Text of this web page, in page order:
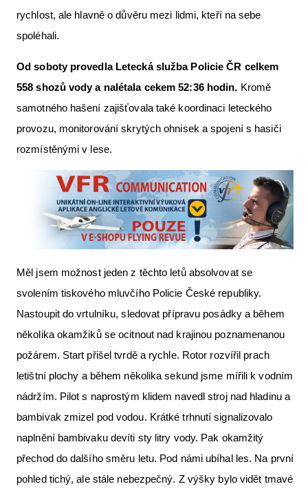
rychlost, ale hlavně o důvěru mezi lidmi, kteří na sebe
spoléhali.
Od soboty provedla Letecká služba Policie ČR celkem
558 shozů vody a nalétala cekem 52:36 hodin. Kromě
samotného hašení zajišťovala také koordinaci leteckého
provozu, monitorování skrytých ohnisek a spojení s hasiči
rozmístěnými v lese.
Měl jsem možnost jeden z těchto letů absolvovat se
svolením tiskového mluvčího Policie České republiky.
Nastoupit do vrtulníku, sledovat přípravu posádky a během
několika okamžiků se ocitnout nad krajinou poznamenanou
požárem. Start přišel tvrdě a rychle. Rotor rozvířil prach
letištní plochy a během několika sekund jsme mířili k vodním
nádržím. Pilot s naprostým klidem navedl stroj nad hladinu a
bambivak zmizel pod vodou. Krátké trhnutí signalizovalo
naplnění bambivaku devíti sty litry vody. Pak okamžitý
přechod do dalšího směru letu. Pod námi ubíhal les. Na první
pohled tichý, ale stále nebezpečný. Z výšky bylo vidět tmavé